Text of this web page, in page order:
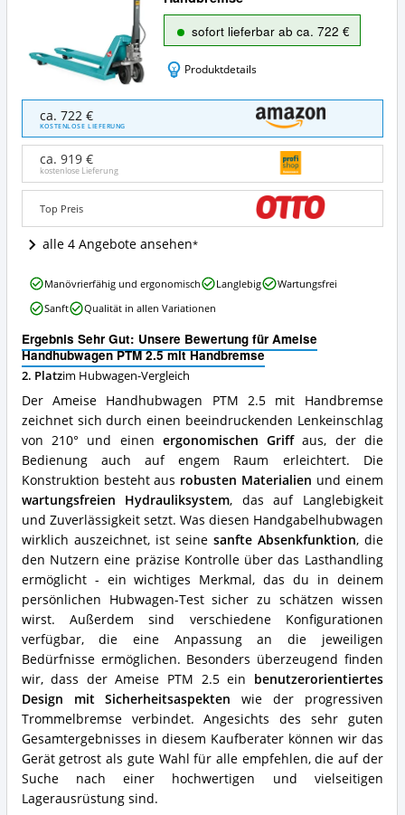
sofort lieferbar ab ca. 722 €
Produktdetails
Ameise
Handhubwagen
PTM
Handbremse
Angebote:
ist
dieser
erhältlich?
ca. 722 €
KOSTENLOSE LIEFERUNG
ca. 919 €
kostenlose Lieferung
Top Preis
alle 4 Angebote ansehen
Ergebnis Sehr Gut: Unsere Bewertung für Ameise
Handhubwagen PTM 2.5 mit Handbremse
2. Platzim Hubwagen-Vergleich
Der Ameise Handhubwagen PTM 2.5 mit Handbremse
zeichnet sich durch einen beeindruckenden Lenkeinschlag
von 210° und einen ergonomischen Griffaus, der die
Bedienung auch auf engem Raum erleichtert. Die
Konstruktion besteht aus robusten Materialien und einem
wartungsfreien Hydrauliksystem, das auf Langlebigkeit
und Zuverlässigkeit setzt. Was diesen Handgabelhubwagen
wirklich auszeichnet, ist seine sanfte Absenkfunktion, die
den Nutzern eine präzise Kontrolle über das Lasthandling
ermöglicht - ein wichtiges Merkmal, das du in deinem
persönlichen Hubwagen-Test sicher zu schätzen wissen
wirst. Außerdem sind verschiedene Konfigurationen
verfügbar, die eine Anpassung an die jeweiligen
Bedürfnisse ermöglichen. Besonders überzeugend finden
wir, dass der Ameise PTM 2.5 ein benutzerorientiertes
Design mit Sicherheitsaspekten wie der progressiven
Trommelbremse verbindet. Angesichts des sehr guten
Gesamtergebnisses in diesem Kaufberater können wir das
Gerät getrost als gute Wahl für alle empfehlen, die auf der
Suche nach einer hochwertigen und vielseitigen
Lagerausrüstung sind.
Ameise
Handhubwagen
PTM
mit
Handbremse
Vorteile:
Was
spricht
für
diesen
Hubwagen?
Manövrierfähig und ergonomisch Langlebig
Wartungsfrei
Sanft
Qualität in allen Variationen